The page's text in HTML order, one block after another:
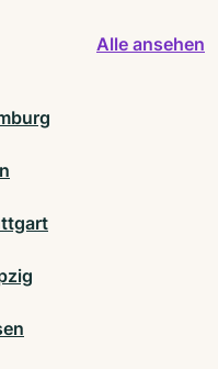
Alle ansehen